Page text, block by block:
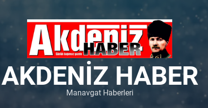
AKDENIZ HABER
Manavgat Haberleri